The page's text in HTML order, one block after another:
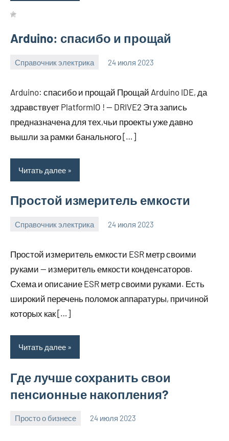
Arduino: спасибо и прощай
Справочник электрика 24 июля 2023
molokovostro
Arduino: спасибо и прощай Прощай Arduino IDE, да
здравствует PlatformIO ! — DRIVE2 Эта запись
предназначена для тех,чьи проекты уже давно
вышли за рамки банального […]
Читать далее
Простой измеритель емкости
Справочник электрика 24 июля 2023
molokovostro
Простой измеритель емкости ESR метр своими
руками — измеритель емкости конденсаторов.
Схема и описание ESR метр своими руками. Есть
широкий перечень поломок аппаратуры, причиной
которых как […]
Читать далее
Где лучше сохранить свои
пенсионные накопления?
Просто о бизнесе 24 июля 2023
molokovostro
Нет